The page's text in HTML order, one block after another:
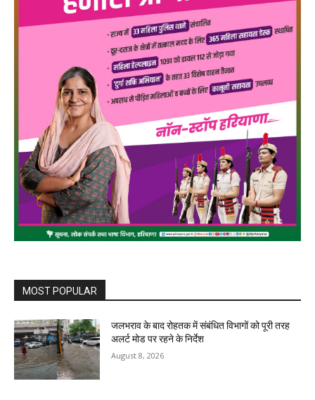
MOST POPULAR
जलभराव के बाद रोहतक में संबंधित विभागों को पूरी तरह
अलर्ट मोड पर रहने के निर्देश
August 8, 2026